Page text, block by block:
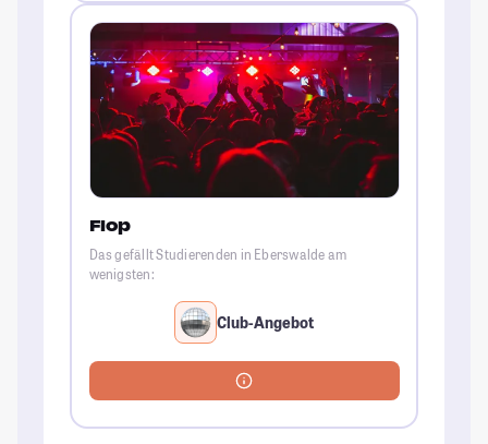
Flop
Das gefällt Studierenden in Eberswalde am
wenigsten:
Club-Angebot